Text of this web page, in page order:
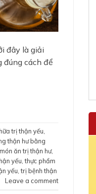
đây là giải
đúng cách để
trị thận yếu,
thận hư bằng
món ăn trị thận hư,
yếu,thực phẩm
yếu,trị bệnh thận
Leave a comment